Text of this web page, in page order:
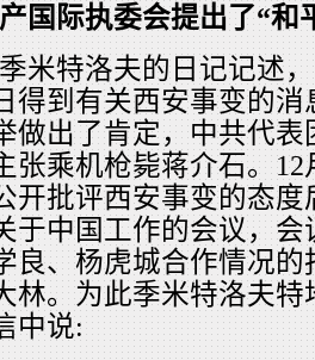
国际执委会提出了“和
米特洛夫的日记记述
得到有关西安事变的
做出了肯定，中共代
张乘机枪毙蒋介石。
开批评西安事变的态
于中国工作的会议，
良、杨虎城合作情况
林。为此季米特洛夫
中说: